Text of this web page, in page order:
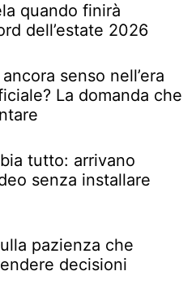
quando finirà
dell’estate 2026
senso nell’era
La domanda che
tutto: arrivano
senza installare
pazienza che
decisioni